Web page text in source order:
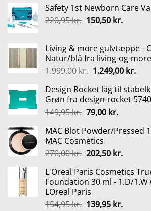
Safety 1st Newborn Care
220,95kr. Den
var:
220,95 kr..
150,50 kr.Den
er:
150,50
Living & more gulvtæppe -
Natur/blå fra living-og-
1.999,00kr. Den
pris
var:
1.999,00 kr..
1.249,00 kr.Den
pris
er:
Design Rocket låg til
Grøn fra design-rocket
149,95kr. Den
pris
var:
149,95 kr..
79,00 kr.Den
pris
79,00 kr..
MAC Blot Powder/Pressed
MAC Cosmetics
270,00kr. Den
pris
var:
270,00 kr..
202,50 kr.Den
pris
er:
L'Oreal Paris Cosmetics
Foundation 30 ml - 1.D/
LOreal Paris
154,95kr. Den
139,95 kr.Den